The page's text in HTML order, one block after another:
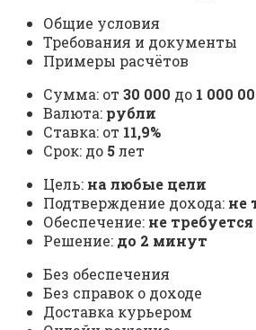
Общие условия
Требования и документы
Примеры расчётов
Сумма: от 30 000 до 1 000
Валюта: рубли
Ставка: от 11,9%
Срок: до 5лет
Цель: на любые цели
Подтверждение дохода: не
Обеспечение: не требуется
Решение: до 2 минут
Без обеспечения
Без справок о доходе
Доставка курьером